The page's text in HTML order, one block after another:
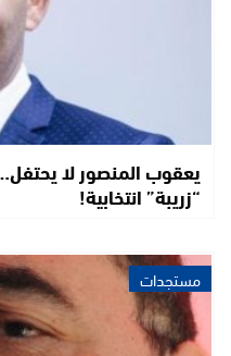
يعقوب المنصور لا
“زريبة” انتخابية!
مستجدات